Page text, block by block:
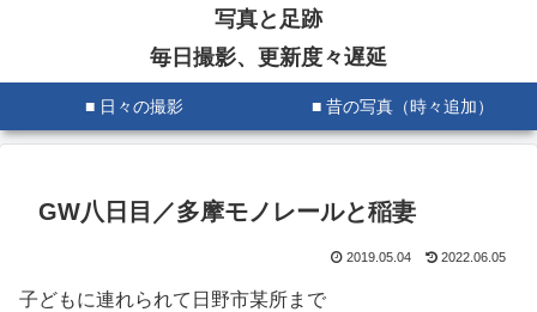
写真と足跡
毎日撮影、更新度々遅延
■ 日々の撮影 ■ 昔の写真（時々追加）
GW八日目／多摩モノレールと稲妻
2019.05.04 2022.06.05
子どもに連れられて日野市某所まで